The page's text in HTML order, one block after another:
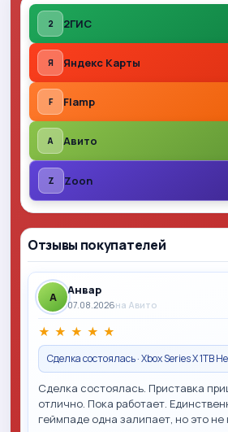
Отзывы покупателей
A Анвар
07.08.2026на Авито
★ ★ ★ ★ ★
Сделка состоялась · Xbox Series X 1TB
Сделка состоялась. Приставка
отлично. Пока работает.
геймпаде одна залипает, но это не
2 2ГИС
Я Яндекс Карты
F Flamp
A Авито
Z Zoon